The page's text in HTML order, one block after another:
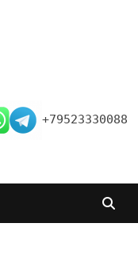
+79523330088